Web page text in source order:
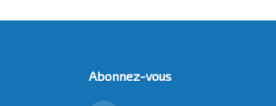
Abonnez-vous